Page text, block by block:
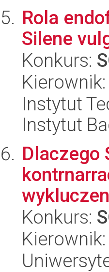
Rola
Silene
Konkurs:
Instytut
Instytut
Dlaczego
Konkurs: